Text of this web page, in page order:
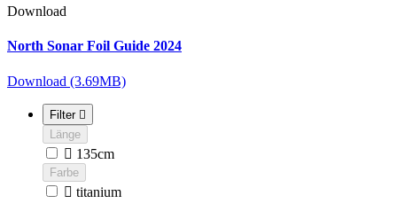
Download
North Sonar Foil Guide 2024
Download (3.69MB)
Filter 
Länge
 135cm
Farbe
 titanium